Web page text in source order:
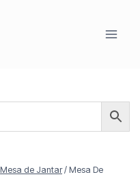
Mesa de Jantar / Mesa De